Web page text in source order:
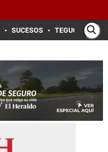
SUCESOS TEGUCIGALPA